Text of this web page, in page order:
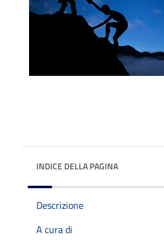
INDICE DELLA PAGINA
Descrizione
A cura di